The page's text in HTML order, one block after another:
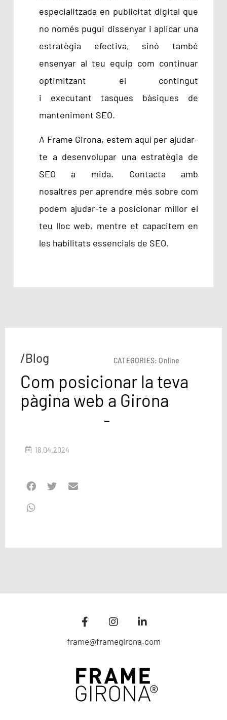
especialitzada en publicitat digital que
no només pugui dissenyar i aplicar una
estratègia efectiva, sinó també
ensenyar al teu equip com continuar
optimitzant el contingut
i executant tasques bàsiques de
manteniment SEO.
A Frame Girona, estem aquí per ajudar-
te a desenvolupar una estratègia de
SEO a mida. Contacta amb
nosaltres per aprendre més sobre com
podem ajudar-te a posicionar millor el
teu lloc web, mentre et capacitem en
les habilitats essencials de SEO.
/Blog CATEGORIES: Online
Com posicionar la teva
pàgina web a Girona
18.04.2024
frame@framegirona.com